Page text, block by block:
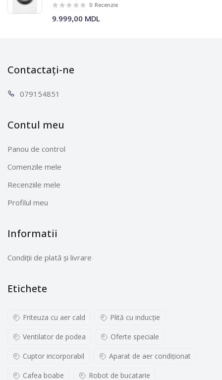
0 Recenzie
9.999,00 MDL
Contactați-ne
0791 54851
Contul meu
Panou de control
Comenzile mele
Recenziile mele
Profilul meu
Informatii
Condiții de plată și livrare
Etichete
Friteuza cu aer cald Plită cu inducţie
Ventilator de podea Oferte speciale
Cuptor incorporabil Aparat de aer condiționat
Cafea boabe Robot de bucatarie